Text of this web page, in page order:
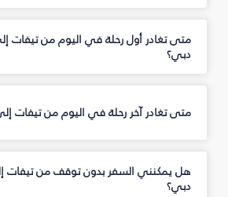
متى تغادر أول رحلة في اليوم من تيفات
دبي؟
متى تغادر آخر رحلة في اليوم من تيفات
هل يمكنني السفر بدون توقف من تيفات
دبي؟